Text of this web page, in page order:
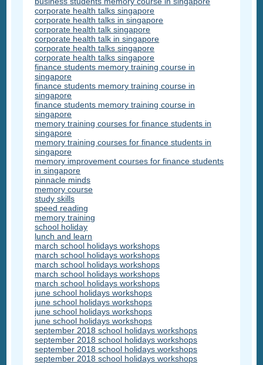
corporate health talks singapore
corporate health talks in singapore
corporate health talk singapore
corporate health talk in singapore
corporate health talks singapore
corporate health talks singapore
finance students memory training course in
singapore
finance students memory training course in
singapore
finance students memory training course in
singapore
memory training courses for finance students in
singapore
memory training courses for finance students in
singapore
memory improvement courses for finance students
in singapore
pinnacle minds
memory course
study skills
speed reading
memory training
school holiday
lunch and learn
march school holidays workshops
march school holidays workshops
march school holidays workshops
march school holidays workshops
march school holidays workshops
june school holidays workshops
june school holidays workshops
june school holidays workshops
june school holidays workshops
september 2018 school holidays workshops
september 2018 school holidays workshops
september 2018 school holidays workshops
september 2018 school holidays workshops